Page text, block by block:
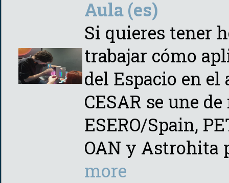
Aula (es)
Si quieres tener
trabajar cómo
del Espacio en el
CESAR se une
ESERO/Spain,
OAN y Astrohita
more